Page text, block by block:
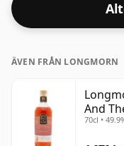
ÄVEN FRÅN LONGMORN
And
70cl •